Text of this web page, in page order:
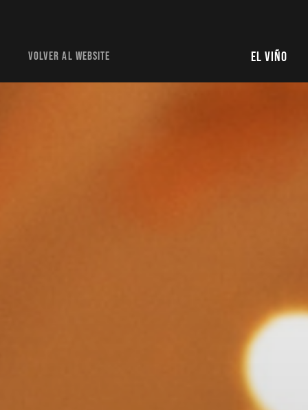
volver al website El Viño